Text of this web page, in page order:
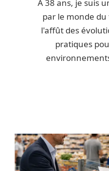
À 38 ans, je suis
par le monde
l'affût des
pratiques